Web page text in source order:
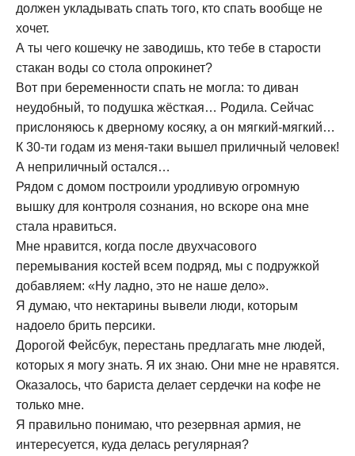
должен укладывать спать того, кто спать вообще не
хочет.
А ты чего кошечку не заводишь, кто тебе в старости
стакан воды со стола опрокинет?
Вот при беременности спать не могла: то диван
неудобный, то подушка жёсткая… Родила. Сейчас
прислоняюсь к дверному косяку, а он мягкий-мягкий…
К 30-ти годам из меня-таки вышел приличный человек!
А неприличный остался…
Рядом с домом построили уродливую огромную
вышку для контроля сознания, но вскоре она мне
стала нравиться.
Мне нравится, когда после двухчасового
перемывания костей всем подряд, мы с подружкой
добавляем: «Ну ладно, это не наше дело».
Я думаю, что нектарины вывели люди, которым
надоело брить персики.
Дорогой Фейсбук, перестань предлагать мне людей,
которых я могу знать. Я их знаю. Они мне не нравятся.
Оказалось, что бариста делает сердечки на кофе не
только мне.
Я правильно понимаю, что резервная армия, не
интересуется, куда делась регулярная?